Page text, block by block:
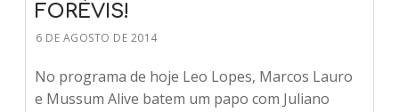
FORÉVIS!
6 DE AGOSTO DE 2014
No programa de hoje Leo Lopes, Marcos Lauro
e Mussum Alive batem um papo com Juliano